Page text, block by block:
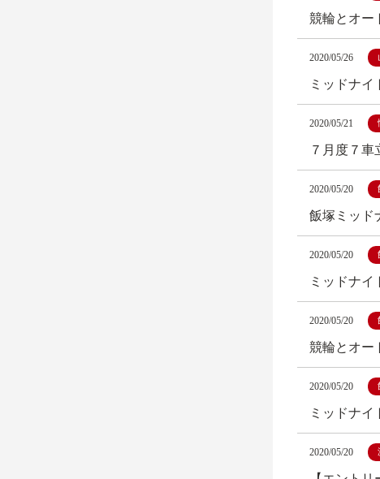
競輪とオー
2020/05/26
ミッドナイ
2020/05/21
７月度７
2020/05/20
飯塚ミッド
2020/05/20
ミッドナイ
2020/05/20
競輪とオー
2020/05/20
ミッドナイ
2020/05/20